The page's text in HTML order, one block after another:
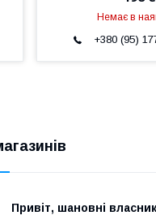
Немає в
+380 (95)
Привіт, шановні